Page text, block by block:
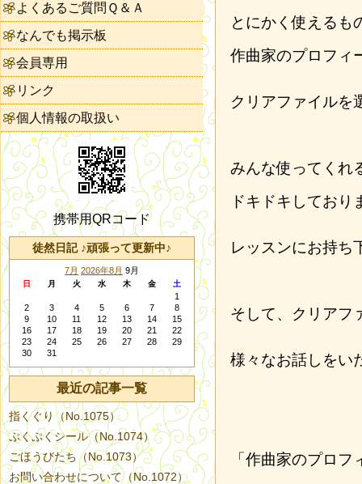
とにかく使えるも
作曲家のプロフィ
クリアファイルを
みんな使ってくれ
ドキドキしており
レッスンにお持ち
そして、クリアフ
様々なお話しをい
「作曲家のプロ
よくあるご質問Ｑ＆Ａ
なんでも掲示板
会員専用
リンク
個人情報の取扱い
携帯用QRコード
徒然日記 ♪頑張って更新中♪
7月 2026年8月 9月
日 月 火 水 木 金 土
1
2
3 4 5 6 7
8
9
10 11 12 13 14
15
16
17 18 19 20 21
22
23
24 25 26 27 28
29
30
31
最近の記事一覧
指くぐり（No.1075）
ぷくぷくシール（No.1074）
ごほうびたち（No.1073）
お問い合わせについて（No.1072）